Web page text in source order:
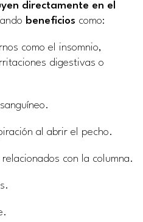
directamente en el
beneficios como:
como el insomnio,
digestivas o
al abrir el pecho.
con la columna.